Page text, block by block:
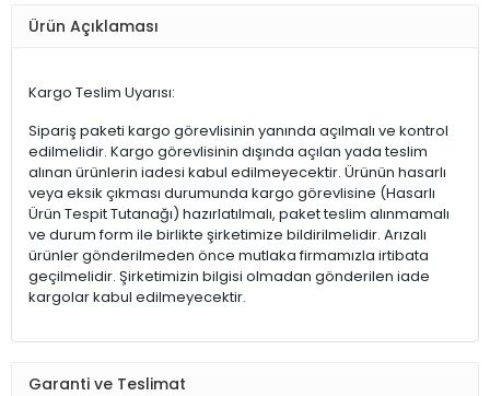
Ürün Açıklaması
Kargo Teslim Uyarısı:
Sipariş paketi kargo görevlisinin yanında açılmalı ve kontrol
edilmelidir. Kargo görevlisinin dışında açılan yada teslim
alınan ürünlerin iadesi kabul edilmeyecektir. Ürünün hasarlı
veya eksik çıkması durumunda kargo görevlisine (Hasarlı
Ürün Tespit Tutanağı) hazırlatılmalı, paket teslim alınmamalı
ve durum form ile birlikte şirketimize bildirilmelidir. Arızalı
ürünler gönderilmeden önce mutlaka firmamızla irtibata
geçilmelidir. Şirketimizin bilgisi olmadan gönderilen iade
kargolar kabul edilmeyecektir.
Garanti ve Teslimat